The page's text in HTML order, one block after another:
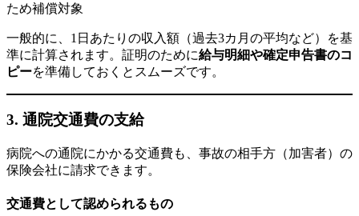
ため補償対象
一般的に、1日あたりの収入額（過去3カ月の平均など）を基
準に計算されます。証明のために給与明細や確定申告書のコ
ピーを準備しておくとスムーズです。
3. 通院交通費の支給
病院への通院にかかる交通費も、事故の相手方（加害者）の
保険会社に請求できます。
交通費として認められるもの